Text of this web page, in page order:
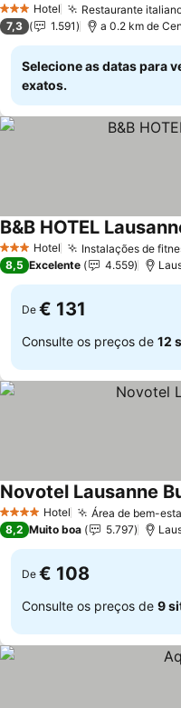
3 EstrelasHotel Restaurante
7,3 1.591 a 0.2 km de
Selecione as datas para
exatos.
3 EstrelasHotel Instalações de
B&B HOTEL
8,5 Excelente 4.559
De € 131
Consulte os preços de 12
4 EstrelasHotel Área de bem-
Novotel Lausanne
8,2 Muito boa 5.797
De € 108
Consulte os preços de 9